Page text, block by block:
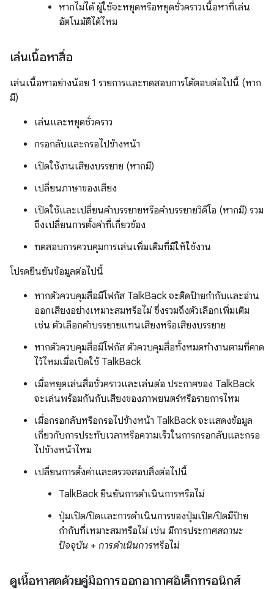
หากไม่ได้ ผู้ใช้จะหยุดหรือหยุดชั่วคราวเนื้อหาที่เล่น
อัตโนมัติได้ไหม
เล่นเนื้อหาสื่อ
เล่นเนื้อหาอย่างน้อย 1 รายการและทดสอบการโต้ตอบต่อไปนี้ (หาก
มี)
เล่นและหยุดชั่วคราว
กรอกลับและกรอไปข้างหน้า
เปิดใช้งานเสียงบรรยาย (หากมี)
เปลี่ยนภาษาของเสียง
เปิดใช้และเปลี่ยนคำบรรยายหรือคำบรรยายวิดีโอ (หากมี) รวม
ถึงเปลี่ยนการตั้งค่าที่เกี่ยวข้อง
ทดสอบการควบคุมการเล่นเพิ่มเติมที่มีให้ใช้งาน
โปรดยืนยันข้อมูลต่อไปนี้
หากตัวควบคุมสื่อมีโฟกัส TalkBack จะติดป้ายกำกับและอ่าน
ออกเสียงอย่างเหมาะสมหรือไม่ ซึ่งรวมถึงตัวเลือกเพิ่มเติม
เช่น ตัวเลือกคำบรรยายแทนเสียงหรือเสียงบรรยาย
หากตัวควบคุมสื่อมีโฟกัส ตัวควบคุมสื่อทั้งหมดทำงานตามที่คาด
ไว้ไหมเมื่อเปิดใช้ TalkBack
เมื่อหยุดเล่นสื่อชั่วคราวและเล่นต่อ ประกาศของ TalkBack
จะเล่นพร้อมกันกับเสียงของภาพยนตร์หรือรายการไหม
เมื่อกรอกลับหรือกรอไปข้างหน้า TalkBack จะแสดงข้อมูล
เกี่ยวกับการประทับเวลาหรือความเร็วในการกรอกลับและกรอ
ไปข้างหน้าไหม
เปลี่ยนการตั้งค่าและตรวจสอบสิ่งต่อไปนี้
TalkBack ยืนยันการดำเนินการหรือไม่
ปุ่มเปิด/ปิดและการดําเนินการของปุ่มเปิด/ปิดมีป้าย
กำกับที่เหมาะสมหรือไม่ เช่น มีการประกาศสถานะ
ปัจจุบัน + การดำเนินการหรือไม่
ดูเนื้อหาสดด้วยคู่มือการออกอากาศอิเล็กทรอนิกส์